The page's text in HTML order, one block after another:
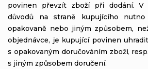
povinen převzít zboží při dodání.
důvodů na straně kupujícího nutno
opakovaně nebo jiným způsobem,
objednávce, je kupující povinen
s opakovaným doručováním zboží,
s jiným způsobem doručení.